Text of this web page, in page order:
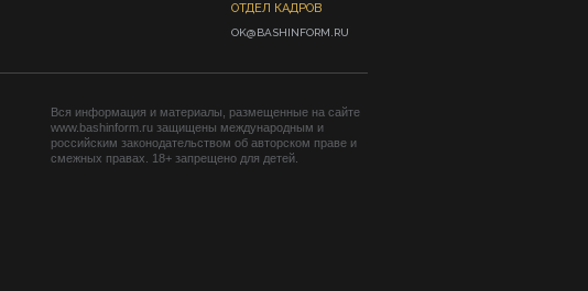
ОТДЕЛ КАДРОВ
OK@BASHINFORM.RU
Вся информация и материалы, размещенные на сайте
www.bashinform.ru защищены международным и
российским законодательством об авторском праве и
смежных правах. 18+ запрещено для детей.